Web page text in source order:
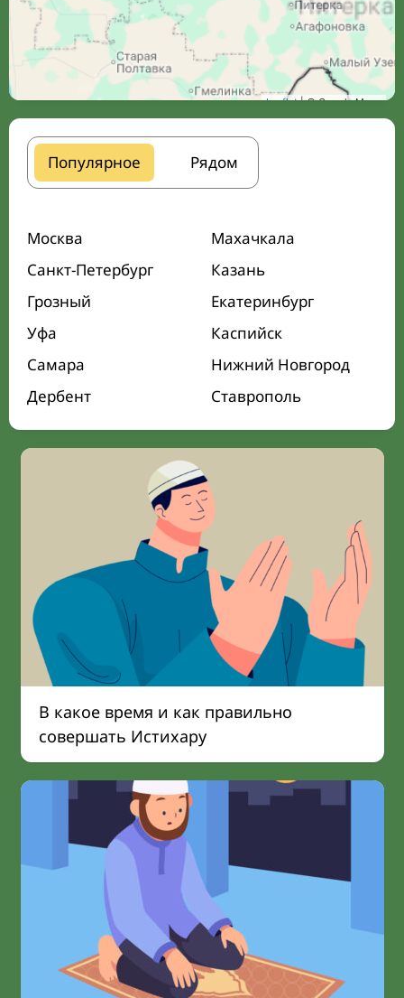
Leaflet| © Google Maps
Популярное Рядом
Москва
Махачкала
Санкт-Петербург
Казань
Грозный
Екатеринбург
Уфа
Каспийск
Самара
Нижний Новгород
Дербент
Ставрополь
В какое время и как правильно
совершать Истихару